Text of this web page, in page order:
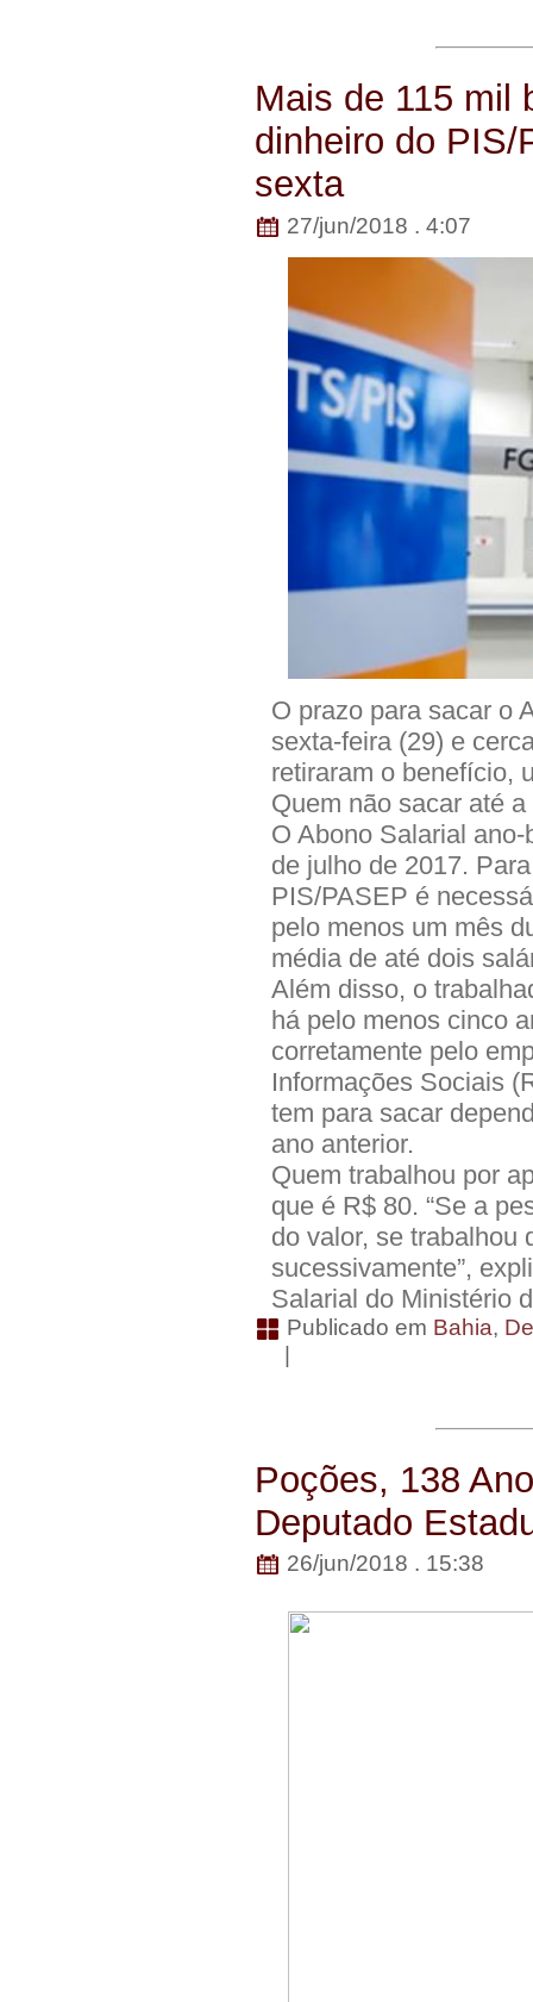
Mais de 115 mil
dinheiro do PIS/
sexta
27/jun/2018 . 4:07
O prazo para sacar o
sexta-feira (29) e
retiraram o benefício,
Quem não sacar até
O Abono Salarial
de julho de 2017.
PIS/PASEP é
pelo menos um mês
média de até dois
Além disso, o
há pelo menos cinco
corretamente pelo
Informações Sociais
tem para sacar
ano anterior.
Quem trabalhou por
que é R$ 80. “Se a
do valor, se trabalhou
sucessivamente”,
Salarial do Ministério
Publicado em Bahia,
|
Poções, 138
Deputado
26/jun/2018 . 15:38